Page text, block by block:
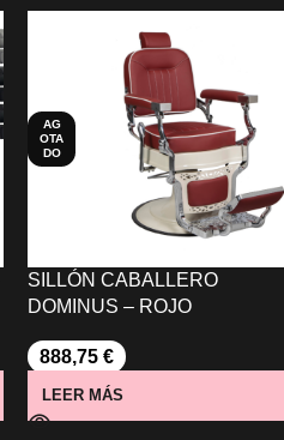
AG
OTA
DO
SILLÓN CABALLERO
DOMINUS – ROJO
888,75 €
LEER MÁS